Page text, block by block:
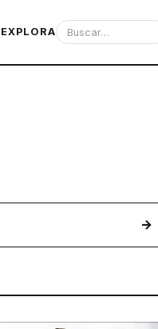
EXPLORA
→